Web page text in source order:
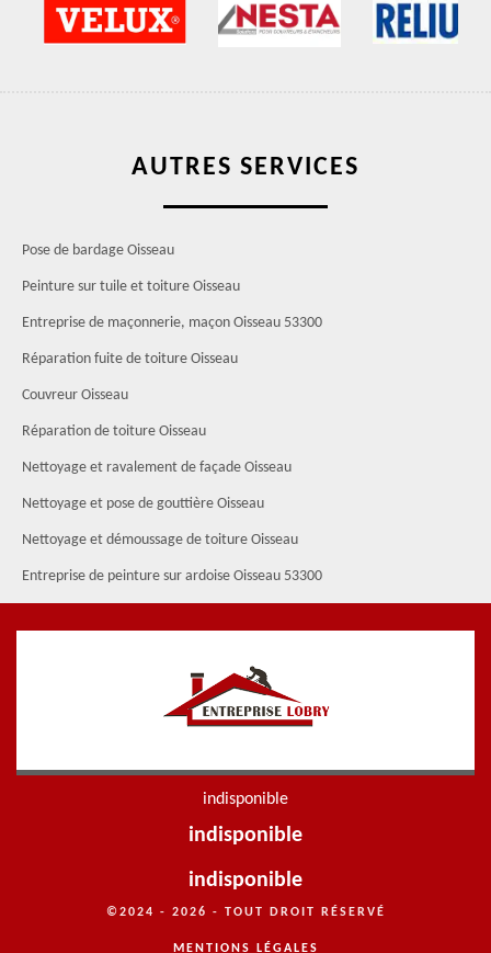
AUTRES SERVICES
Pose de bardage Oisseau
Peinture sur tuile et toiture Oisseau
Entreprise de maçonnerie, maçon Oisseau 53300
Réparation fuite de toiture Oisseau
Couvreur Oisseau
Réparation de toiture Oisseau
Nettoyage et ravalement de façade Oisseau
Nettoyage et pose de gouttière Oisseau
Nettoyage et démoussage de toiture Oisseau
Entreprise de peinture sur ardoise Oisseau 53300
indisponible
indisponible
indisponible
©2024 - 2026 - TOUT DROIT RÉSERVÉ
MENTIONS LÉGALES